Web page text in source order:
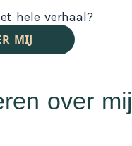
hele verhaal?
MIJ
over mij